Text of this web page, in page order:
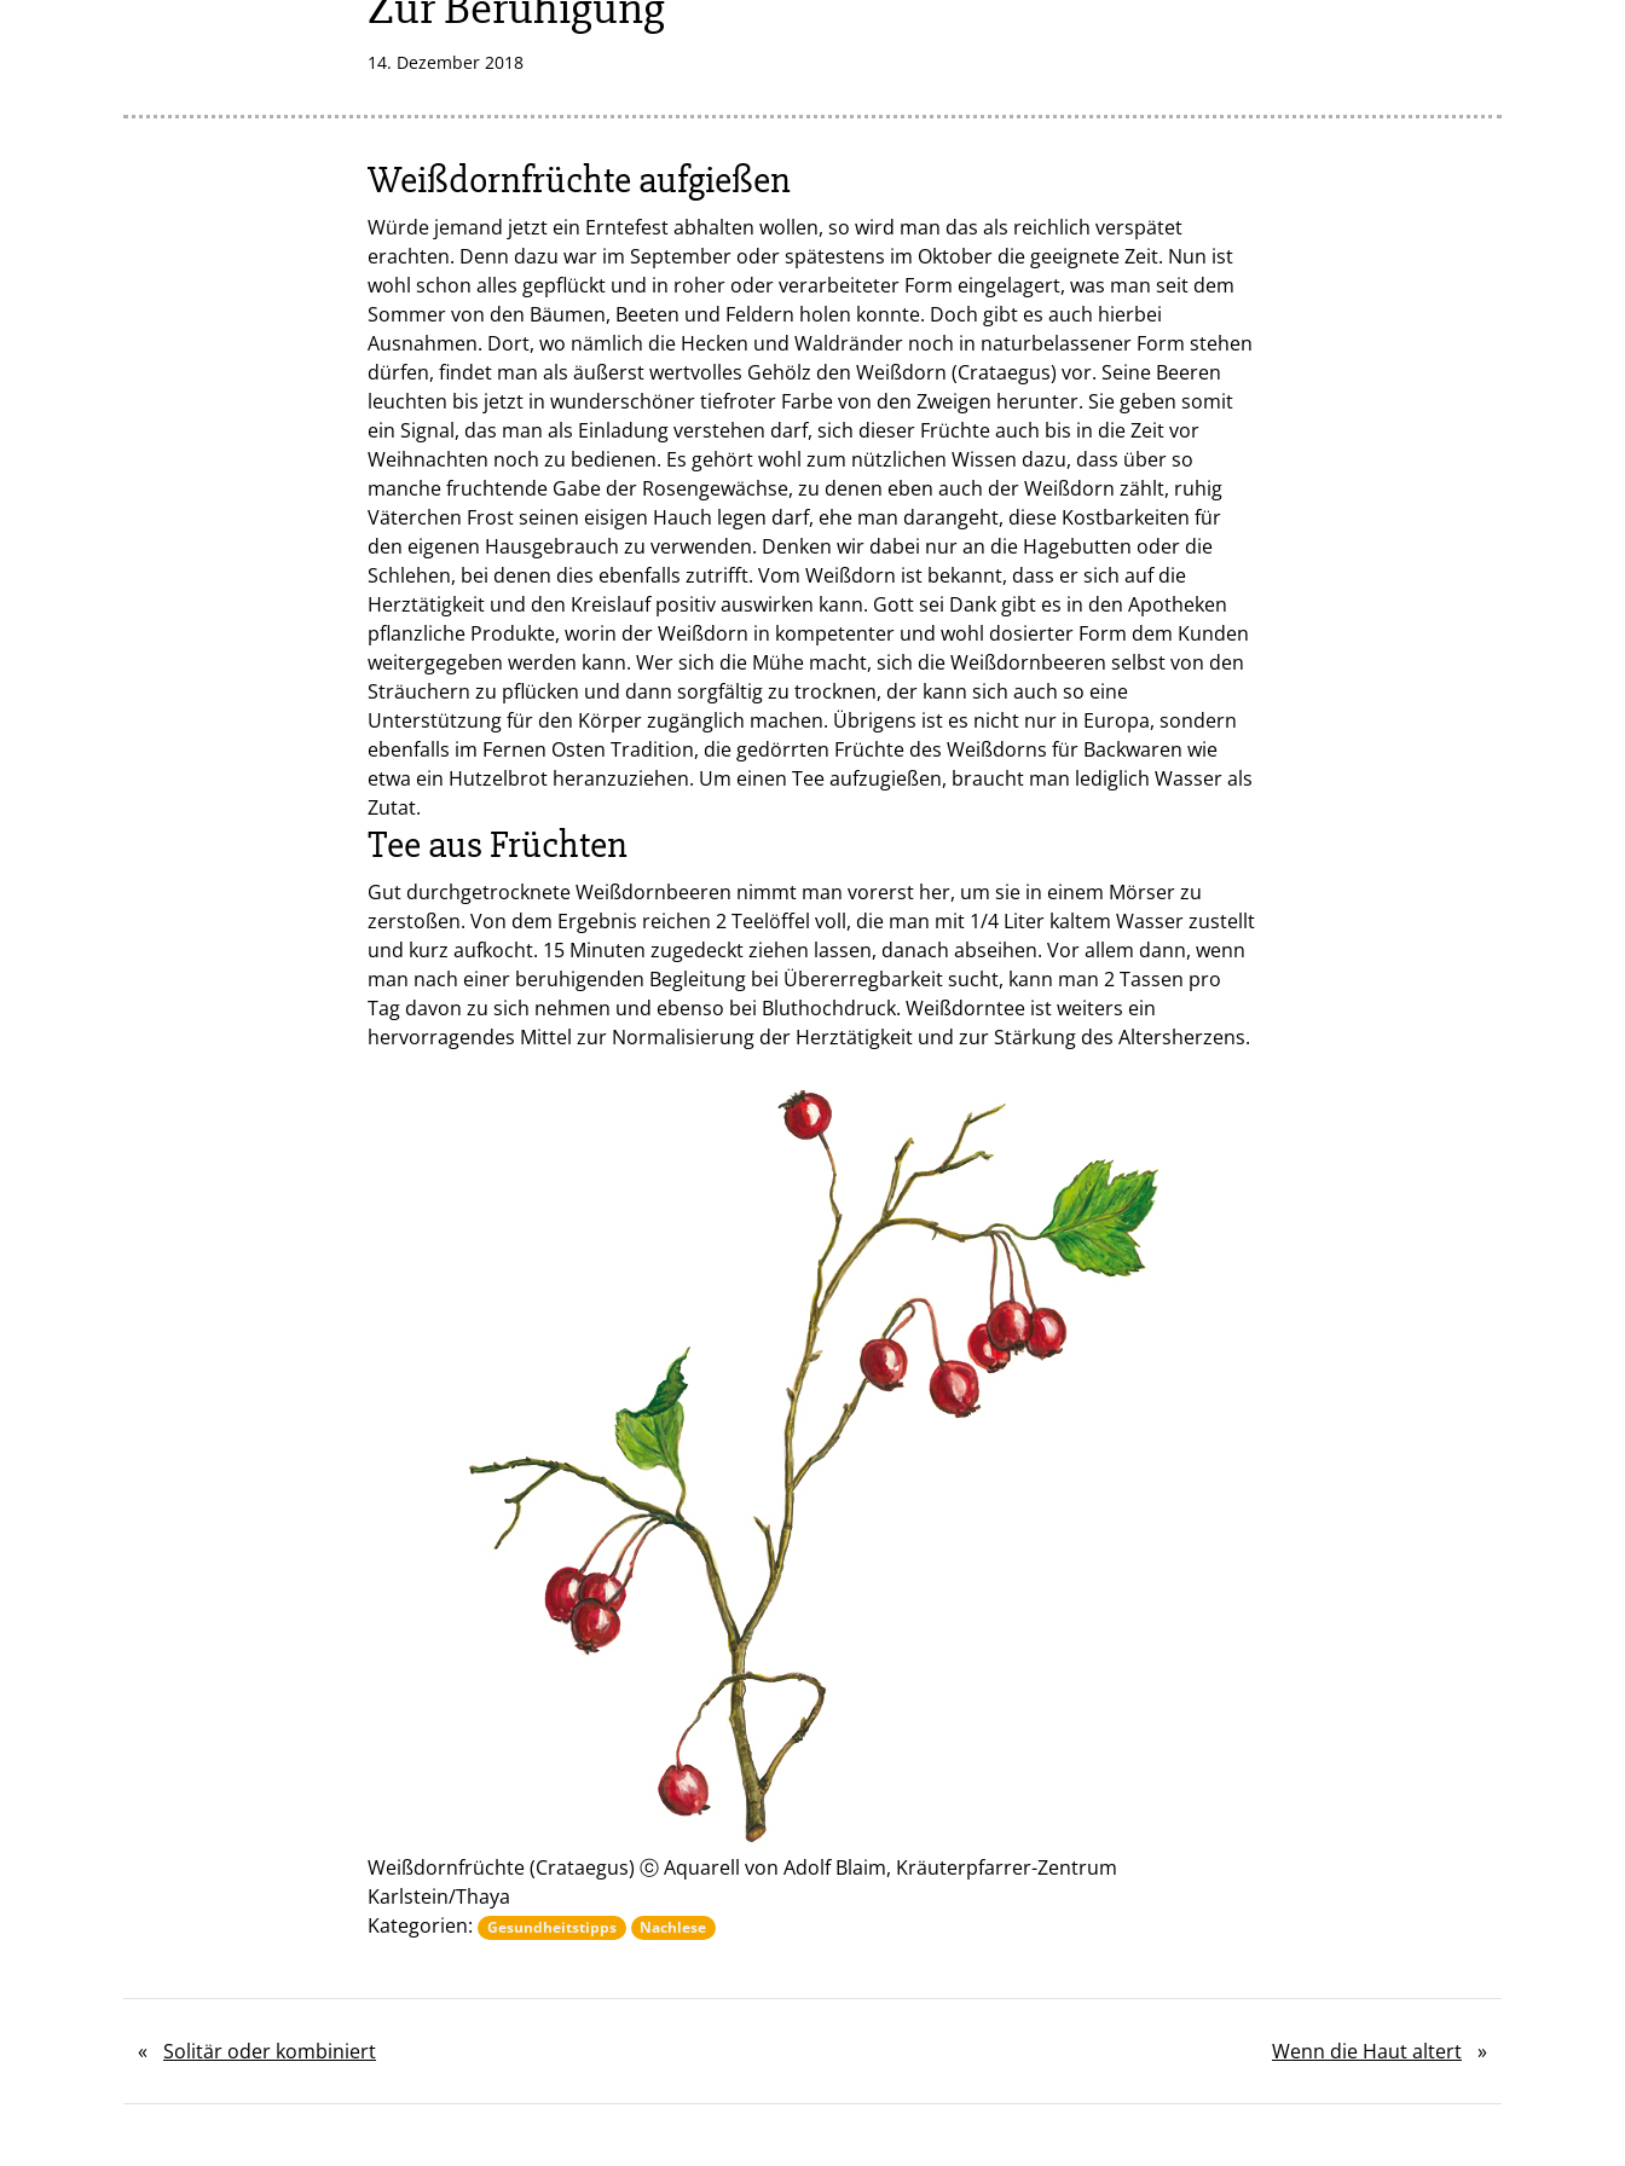
14. Dezember 2018
Weißdornfrüchte aufgießen
Würde jemand jetzt ein Erntefest abhalten wollen, so wird man das als reichlich verspätet
erachten. Denn dazu war im September oder spätestens im Oktober die geeignete Zeit. Nun ist
wohl schon alles gepflückt und in roher oder verarbeiteter Form eingelagert, was man seit dem
Sommer von den Bäumen, Beeten und Feldern holen konnte. Doch gibt es auch hierbei
Ausnahmen. Dort, wo nämlich die Hecken und Waldränder noch in naturbelassener Form stehen
dürfen, findet man als äußerst wertvolles Gehölz den Weißdorn (Crataegus) vor. Seine Beeren
leuchten bis jetzt in wunderschöner tiefroter Farbe von den Zweigen herunter. Sie geben somit
ein Signal, das man als Einladung verstehen darf, sich dieser Früchte auch bis in die Zeit vor
Weihnachten noch zu bedienen. Es gehört wohl zum nützlichen Wissen dazu, dass über so
manche fruchtende Gabe der Rosengewächse, zu denen eben auch der Weißdorn zählt, ruhig
Väterchen Frost seinen eisigen Hauch legen darf, ehe man darangeht, diese Kostbarkeiten für
den eigenen Hausgebrauch zu verwenden. Denken wir dabei nur an die Hagebutten oder die
Schlehen, bei denen dies ebenfalls zutrifft. Vom Weißdorn ist bekannt, dass er sich auf die
Herztätigkeit und den Kreislauf positiv auswirken kann. Gott sei Dank gibt es in den Apotheken
pflanzliche Produkte, worin der Weißdorn in kompetenter und wohl dosierter Form dem Kunden
weitergegeben werden kann. Wer sich die Mühe macht, sich die Weißdornbeeren selbst von den
Sträuchern zu pflücken und dann sorgfältig zu trocknen, der kann sich auch so eine
Unterstützung für den Körper zugänglich machen. Übrigens ist es nicht nur in Europa, sondern
ebenfalls im Fernen Osten Tradition, die gedörrten Früchte des Weißdorns für Backwaren wie
etwa ein Hutzelbrot heranzuziehen. Um einen Tee aufzugießen, braucht man lediglich Wasser als
Zutat.
Tee aus Früchten
Gut durchgetrocknete Weißdornbeeren nimmt man vorerst her, um sie in einem Mörser zu
zerstoßen. Von dem Ergebnis reichen 2 Teelöffel voll, die man mit 1/4 Liter kaltem Wasser zustellt
und kurz aufkocht. 15 Minuten zugedeckt ziehen lassen, danach abseihen. Vor allem dann, wenn
man nach einer beruhigenden Begleitung bei Übererregbarkeit sucht, kann man 2 Tassen pro
Tag davon zu sich nehmen und ebenso bei Bluthochdruck. Weißdorntee ist weiters ein
hervorragendes Mittel zur Normalisierung der Herztätigkeit und zur Stärkung des Altersherzens.
Weißdornfrüchte (Crataegus) ⓒ Aquarell von Adolf Blaim, Kräuterpfarrer-Zentrum
Karlstein/Thaya
Kategorien:
Gesundheitstipps Nachlese
« Solitär oder kombiniert Wenn die Haut altert »